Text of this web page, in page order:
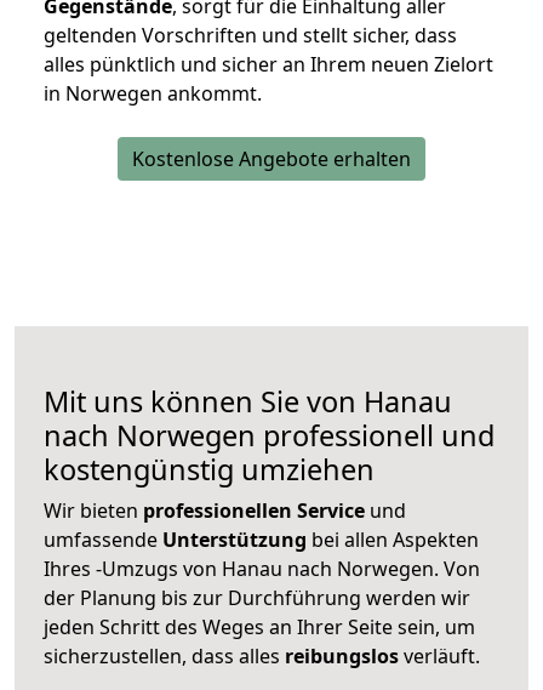
Gegenstände, sorgt für die Einhaltung aller
geltenden Vorschriften und stellt sicher, dass
alles pünktlich und sicher an Ihrem neuen Zielort
in Norwegen ankommt.
Kostenlose Angebote erhalten
Mit uns können Sie von Hanau
nach Norwegen professionell und
kostengünstig umziehen
Wir bieten professionellen Service und
umfassende Unterstützung bei allen Aspekten
Ihres -Umzugs von Hanau nach Norwegen. Von
der Planung bis zur Durchführung werden wir
jeden Schritt des Weges an Ihrer Seite sein, um
sicherzustellen, dass alles reibungslosverläuft.